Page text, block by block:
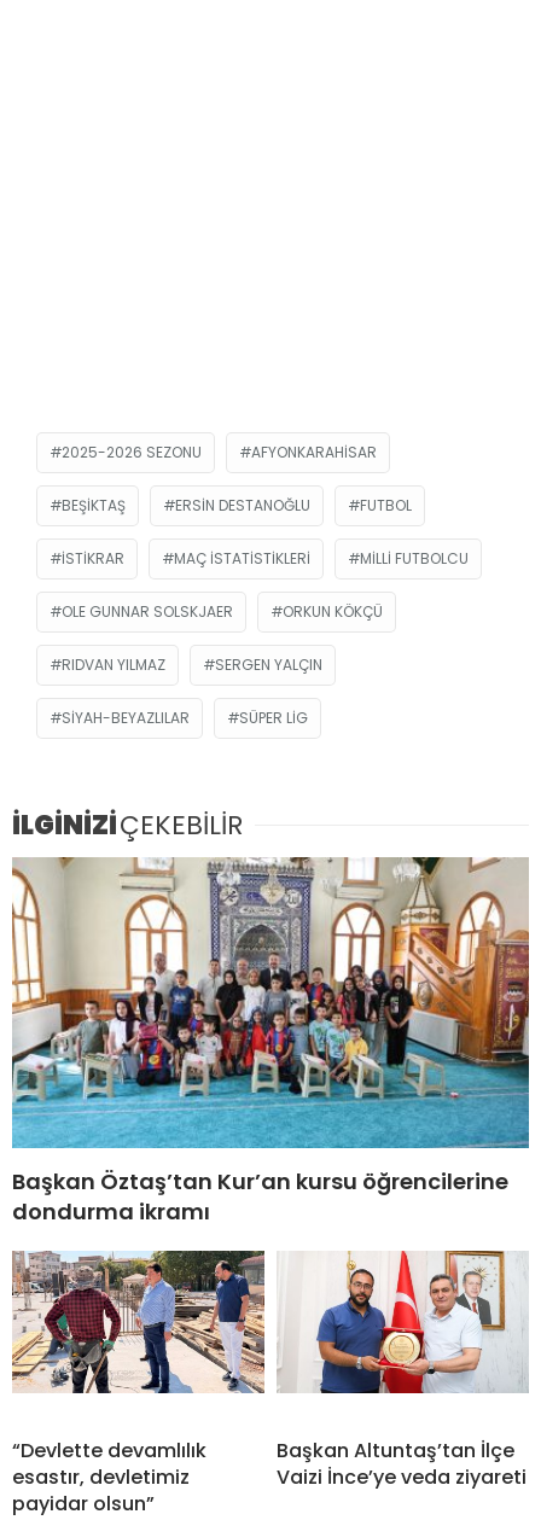
2025-2026 SEZONU AFYONKARAHISAR
BEŞIKTAŞ ERSIN DESTANOĞLU FUTBOL
ISTIKRAR MAÇ ISTATISTIKLERI MILLI FUTBOLCU
OLE GUNNAR SOLSKJAER ORKUN KÖKÇÜ
RIDVAN YILMAZ SERGEN YALÇIN
SIYAH-BEYAZLILAR SÜPER LIG
İLGİNİZİÇEKEBİLİR
Başkan Öztaş’tan Kur’an kursu öğrencilerine
dondurma ikramı
“Devlette devamlılık
esastır, devletimiz
payidar olsun”
Başkan Altuntaş’tan İlçe
Vaizi İnce’ye veda ziyareti